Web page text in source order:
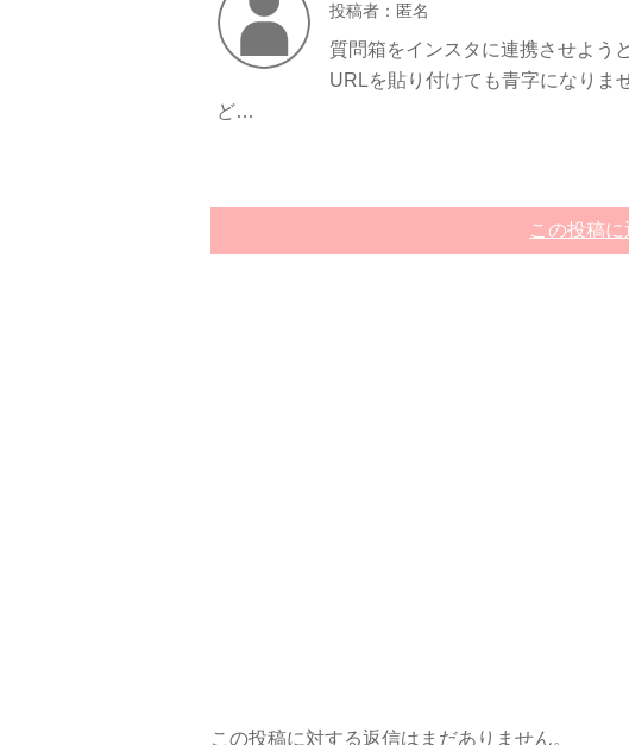
投稿者：匿名
質問箱をインスタに連携させよう
URLを貼り付けても青字になりま
ど…
この投稿に
この投稿に対する返信はまだありません。